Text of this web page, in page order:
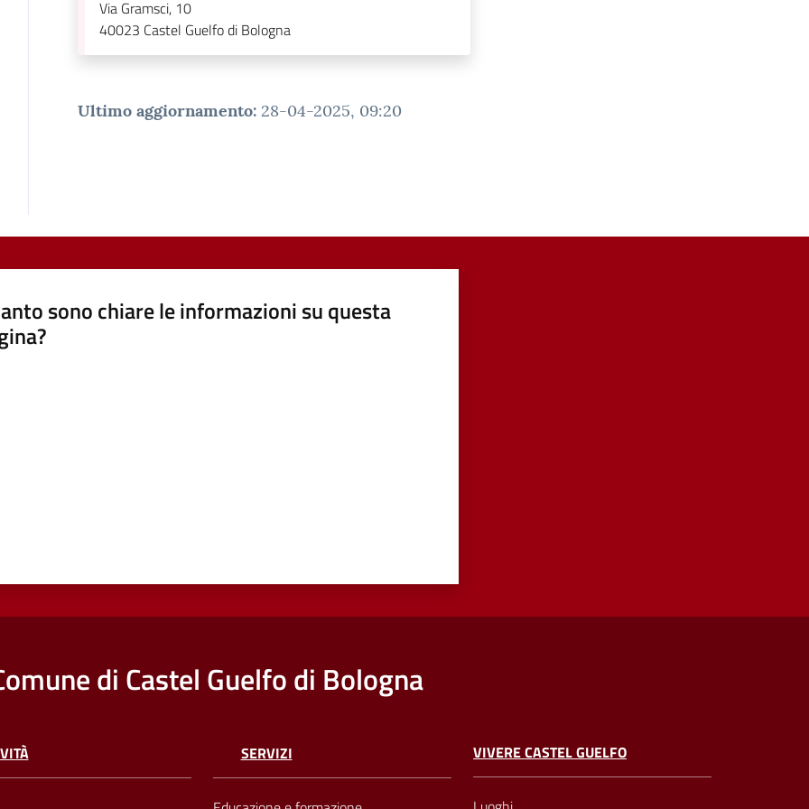
Via Gramsci, 10
40023 Castel Guelfo di Bologna
Ultimo aggiornamento: 28-04-2025, 09:20
sono chiare le informazioni su questa
di Castel Guelfo di Bologna
SERVIZI VIVERE CASTEL GUELFO